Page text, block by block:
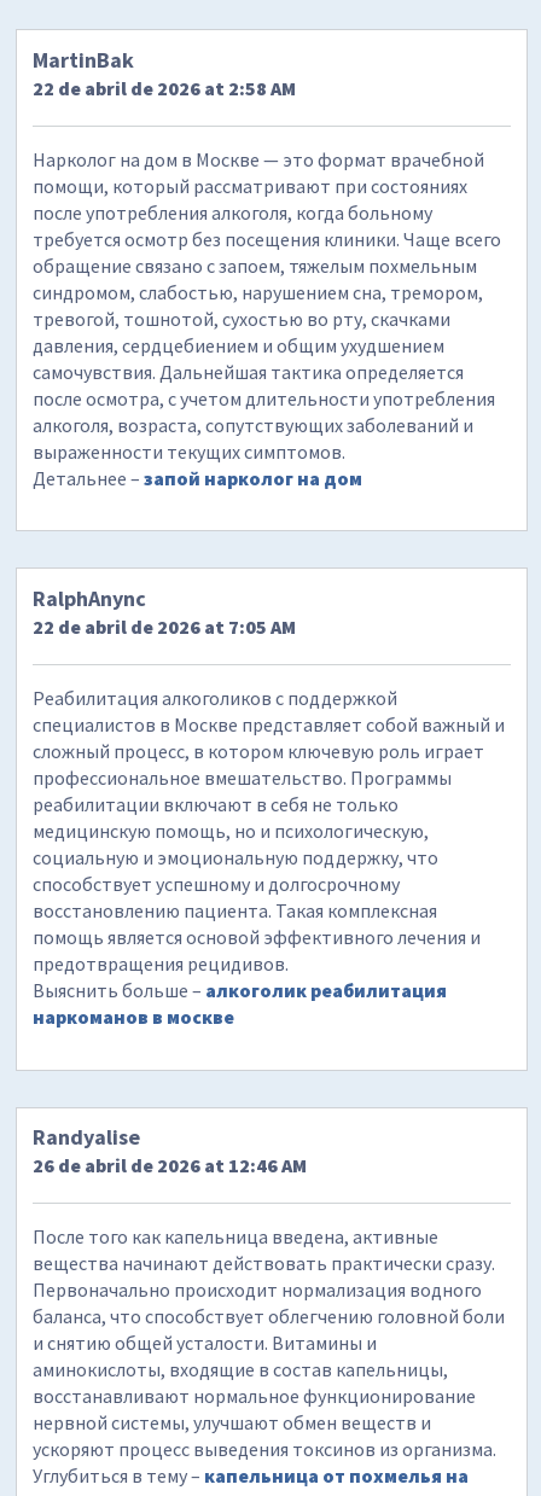
MartinBak
22 de abril de 2026 at 2:58 AM
Нарколог на дом в Москве — это формат врачебной
помощи, который рассматривают при состояниях
после употребления алкоголя, когда больному
требуется осмотр без посещения клиники. Чаще всего
обращение связано с запоем, тяжелым похмельным
синдромом, слабостью, нарушением сна, тремором,
тревогой, тошнотой, сухостью во рту, скачками
давления, сердцебиением и общим ухудшением
самочувствия. Дальнейшая тактика определяется
после осмотра, с учетом длительности употребления
алкоголя, возраста, сопутствующих заболеваний и
выраженности текущих симптомов.
Детальнее –запой нарколог на дом
RalphAnync
22 de abril de 2026 at 7:05 AM
Реабилитация алкоголиков с поддержкой
специалистов в Москве представляет собой важный и
сложный процесс, в котором ключевую роль играет
профессиональное вмешательство. Программы
реабилитации включают в себя не только
медицинскую помощь, но и психологическую,
социальную и эмоциональную поддержку, что
способствует успешному и долгосрочному
восстановлению пациента. Такая комплексная
помощь является основой эффективного лечения и
предотвращения рецидивов.
Выяснить больше – алкоголик реабилитация
наркоманов в москве
Randyalise
26 de abril de 2026 at 12:46 AM
После того как капельница введена, активные
вещества начинают действовать практически сразу.
Первоначально происходит нормализация водного
баланса, что способствует облегчению головной боли
и снятию общей усталости. Витамины и
аминокислоты, входящие в состав капельницы,
восстанавливают нормальное функционирование
нервной системы, улучшают обмен веществ и
ускоряют процесс выведения токсинов из организма.
Углубиться в тему – капельница от похмелья на